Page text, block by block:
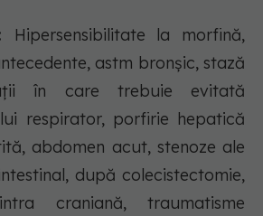
Hipersensibilitate la morfină,
astm bronșic, stază
în care trebuie evitată
respirator, porfirie hepatică
abdomen acut, stenoze ale
după colecistectomie,
craniană, traumatisme